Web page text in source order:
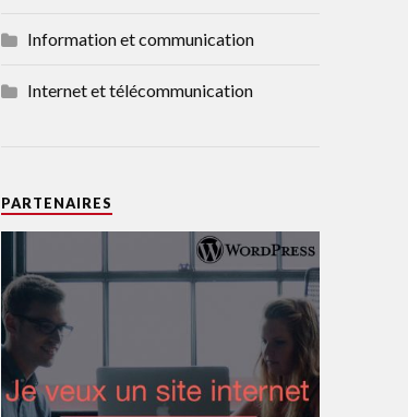
Information et communication
Internet et télécommunication
PARTENAIRES